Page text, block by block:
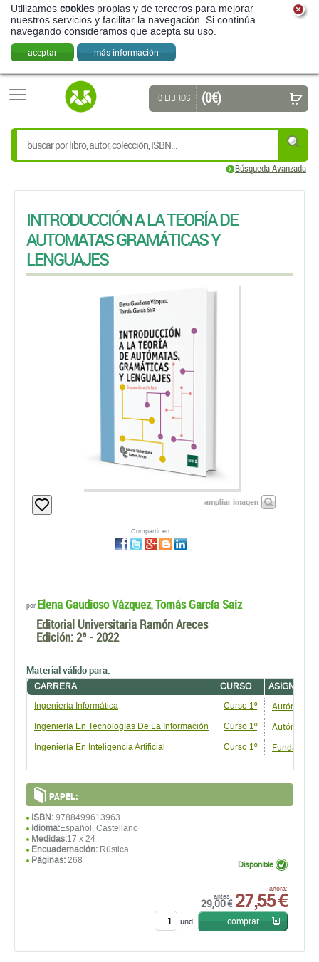
Utilizamos cookies propias y de terceros para mejorar
nuestros servicios y facilitar la navegación. Si continúa
navegando consideramos que acepta su uso.
aceptar más información
Búsqueda Avanzada
0 LIBROS (0 €)
INTRODUCCIÓN A LA TEORÍA DE
AUTOMATAS GRAMÁTICAS Y
LENGUAJES
ampliar imagen
Compartir en:
por Elena Gaudioso Vázquez,Tomás García Saiz
Editorial Universitaria Ramón Areces
Edición: 2ª - 2022
Material válido para:
CARRERA CURSO
Ingeniería Informática
Curso 1º Autómatas,
Ingeniería En Tecnologías De La Información Curso 1º Autómatas,
Ingeniería En Inteligencia Artificial Curso 1º
PAPEL:
ISBN: 9788499613963
Idioma:Español, Castellano
Medidas:17 x 24
Encuadernación: Rústica
Páginas: 268
antes:
29,00 €
ahora:
27,55 €
Disponible
und. comprar